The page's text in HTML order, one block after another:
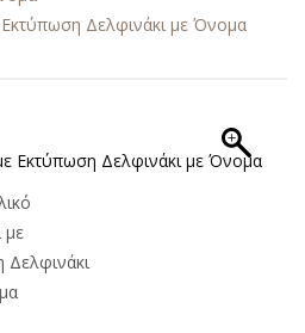
Δελφινάκι με Όνομα